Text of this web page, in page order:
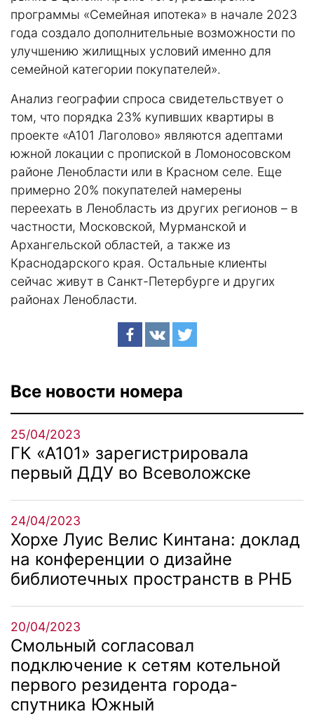
программы «Семейная ипотека» в начале 2023
года создало дополнительные возможности по
улучшению жилищных условий именно для
семейной категории покупателей».
Анализ географии спроса свидетельствует о
том, что порядка 23% купивших квартиры в
проекте «А101 Лаголово» являются адептами
южной локации с пропиской в Ломоносовском
районе Ленобласти или в Красном селе. Еще
примерно 20% покупателей намерены
переехать в Ленобласть из других регионов – в
частности, Московской, Мурманской и
Архангельской областей, а также из
Краснодарского края. Остальные клиенты
сейчас живут в Санкт-Петербурге и других
районах Ленобласти.
Все новости номера
25/04/2023
ГК «А101» зарегистрировала
первый ДДУ во Всеволожске
24/04/2023
Хорхе Луис Велис Кинтана: доклад
на конференции о дизайне
библиотечных пространств в РНБ
20/04/2023
Смольный согласовал
подключение к сетям котельной
первого резидента города-
спутника Южный